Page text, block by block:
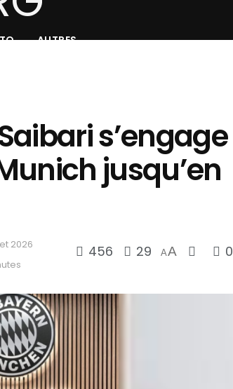
AUTRES
s’engage
jusqu’en
2026
456 29 AA 0